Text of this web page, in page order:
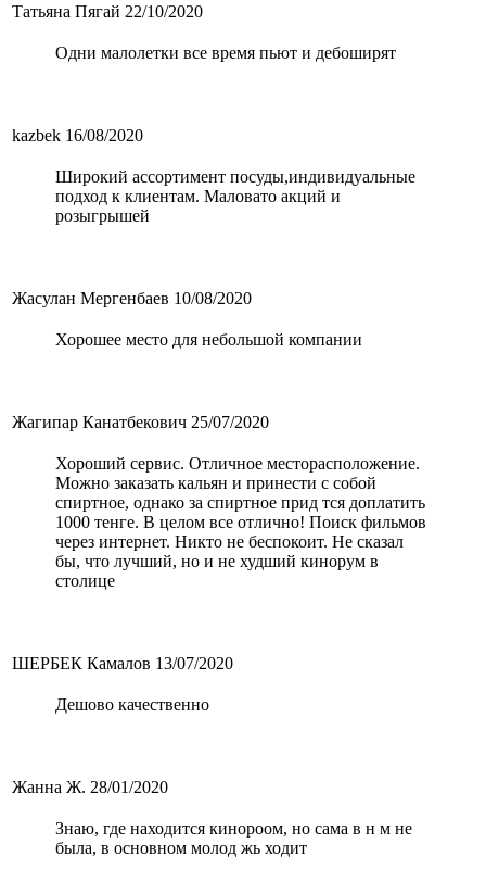
Татьяна Пягай 22/10/2020
Одни малолетки все время пьют и дебоширят
kazbek 16/08/2020
Широкий ассортимент посуды,индивидуальные
подход к клиентам. Маловато акций и
розыгрышей
Жасулан Мергенбаев 10/08/2020
Хорошее место для небольшой компании
Жагипар Канатбекович 25/07/2020
Хороший сервис. Отличное месторасположение.
Можно заказать кальян и принести с собой
спиртное, однако за спиртное прид тся доплатить
1000 тенге. В целом все отлично! Поиск фильмов
через интернет. Никто не беспокоит. Не сказал
бы, что лучший, но и не худший кинорум в
столице
ШЕРБЕК Камалов 13/07/2020
Дешово качественно
Жанна Ж. 28/01/2020
Знаю, где находится кинороом, но сама в н м не
была, в основном молод жь ходит